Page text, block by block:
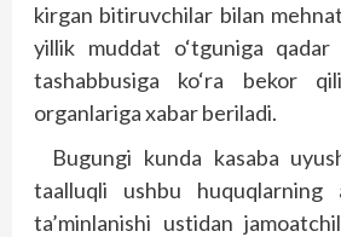
kirgan bitiruvchilar bilan
yillik muddat o‘tguniga
tashabbusiga ko‘ra bekor
organlariga xabar beriladi.
Bugungi kunda kasaba
taalluqli ushbu huquqlarning
ta’minlanishi ustidan